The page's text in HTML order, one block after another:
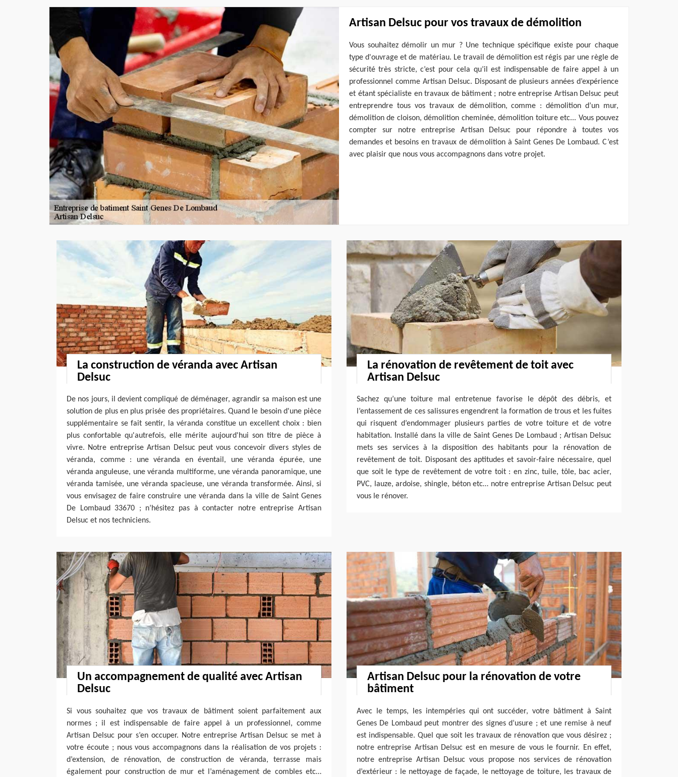
Artisan Delsuc pour vos travaux de démolition
Vous souhaitez démolir un mur ? Une technique spécifique existe pour chaque
type d'ouvrage et de matériau. Le travail de démolition est régis par une règle de
sécurité très stricte, c’est pour cela qu’il est indispensable de faire appel à un
professionnel comme Artisan Delsuc. Disposant de plusieurs années d’expérience
et étant spécialiste en travaux de bâtiment ; notre entreprise Artisan Delsuc peut
entreprendre tous vos travaux de démolition, comme : démolition d’un mur,
démolition de cloison, démolition cheminée, démolition toiture etc... Vous pouvez
compter sur notre entreprise Artisan Delsuc pour répondre à toutes vos
demandes et besoins en travaux de démolition à Saint Genes De Lombaud. C’est
avec plaisir que nous vous accompagnons dans votre projet.
La construction de véranda avec Artisan
Delsuc
De nos jours, il devient compliqué de déménager, agrandir sa maison est une
solution de plus en plus prisée des propriétaires. Quand le besoin d'une pièce
supplémentaire se fait sentir, la véranda constitue un excellent choix : bien
plus confortable qu'autrefois, elle mérite aujourd'hui son titre de pièce à
vivre. Notre entreprise Artisan Delsuc peut vous concevoir divers styles de
véranda, comme : une véranda en éventail, une véranda épurée, une
véranda anguleuse, une véranda multiforme, une véranda panoramique, une
véranda tamisée, une véranda spacieuse, une véranda transformée. Ainsi, si
vous envisagez de faire construire une véranda dans la ville de Saint Genes
De Lombaud 33670 ; n’hésitez pas à contacter notre entreprise Artisan
Delsuc et nos techniciens.
La rénovation de revêtement de toit avec
Artisan Delsuc
Sachez qu’une toiture mal entretenue favorise le dépôt des débris, et
l’entassement de ces salissures engendrent la formation de trous et les fuites
qui risquent d’endommager plusieurs parties de votre toiture et de votre
habitation. Installé dans la ville de Saint Genes De Lombaud ; Artisan Delsuc
mets ses services à la disposition des habitants pour la rénovation de
revêtement de toit. Disposant des aptitudes et savoir-faire nécessaire, quel
que soit le type de revêtement de votre toit : en zinc, tuile, tôle, bac acier,
PVC, lauze, ardoise, shingle, béton etc… notre entreprise Artisan Delsuc peut
vous le rénover.
Un accompagnement de qualité avec Artisan
Delsuc
Si vous souhaitez que vos travaux de bâtiment soient parfaitement aux
normes ; il est indispensable de faire appel à un professionnel, comme
Artisan Delsuc pour s’en occuper. Notre entreprise Artisan Delsuc se met à
votre écoute ; nous vous accompagnons dans la réalisation de vos projets :
d’extension, de rénovation, de construction de véranda, terrasse mais
également pour construction de mur et l’aménagement de combles etc…
Artisan Delsuc pour la rénovation de votre
bâtiment
Avec le temps, les intempéries qui ont succéder, votre bâtiment à Saint
Genes De Lombaud peut montrer des signes d’usure ; et une remise à neuf
est indispensable. Quel que soit les travaux de rénovation que vous désirez ;
notre entreprise Artisan Delsuc est en mesure de vous le fournir. En effet,
notre entreprise Artisan Delsuc vous propose nos services de rénovation
d’extérieur : le nettoyage de façade, le nettoyage de toiture, les travaux de